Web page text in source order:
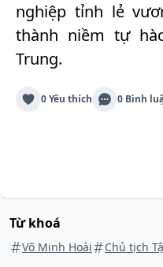
nghiệp tỉnh lẻ
thành niềm tự
Trung.
0 Yêu thích 0 Bình
Từ khoá
Võ Minh Hoài Chủ tịch